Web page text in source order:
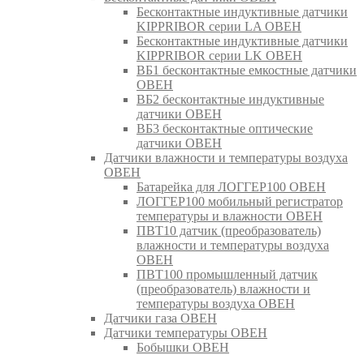
Бесконтактные индуктивные датчики
KIPPRIBOR серии LA ОВЕН
Бесконтактные индуктивные датчики
KIPPRIBOR серии LK ОВЕН
ВБ1 бесконтактные емкостные датчики
ОВЕН
ВБ2 бесконтактные индуктивные
датчики ОВЕН
ВБ3 бесконтактные оптические
датчики ОВЕН
Датчики влажности и температуры воздуха
ОВЕН
Батарейка для ЛОГГЕР100 ОВЕН
ЛОГГЕР100 мобильный регистратор
температуры и влажности ОВЕН
ПВТ10 датчик (преобразователь)
влажности и температуры воздуха
ОВЕН
ПВТ100 промышленный датчик
(преобразователь) влажности и
температуры воздуха ОВЕН
Датчики газа ОВЕН
Датчики температуры ОВЕН
Бобышки ОВЕН